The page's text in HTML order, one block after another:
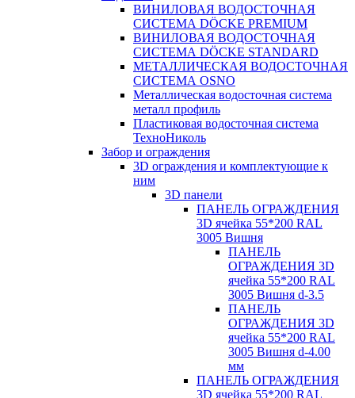
ВИНИЛОВАЯ ВОДОСТОЧНАЯ
СИСТЕМА DÖCKE PREMIUM
ВИНИЛОВАЯ ВОДОСТОЧНАЯ
СИСТЕМА DÖCKE STANDARD
МЕТАЛЛИЧЕСКАЯ ВОДОСТОЧНАЯ
СИСТЕМА OSNO
Металлическая водосточная система
металл профиль
Пластиковая водосточная система
ТехноНиколь
Забор и ограждения
3D ограждения и комплектующие к
ним
3D панели
ПАНЕЛЬ ОГРАЖДЕНИЯ
3D ячейка 55*200 RAL
3005 Вишня
ПАНЕЛЬ
ОГРАЖДЕНИЯ 3D
ячейка 55*200 RAL
3005 Вишня d-3.5
ПАНЕЛЬ
ОГРАЖДЕНИЯ 3D
ячейка 55*200 RAL
3005 Вишня d-4.00
мм
ПАНЕЛЬ ОГРАЖДЕНИЯ
3D ячейка 55*200 RAL